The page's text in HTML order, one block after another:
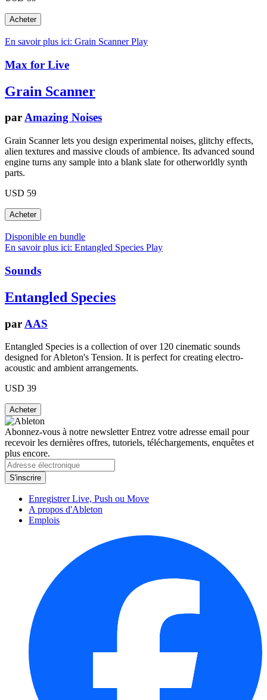
En savoir plus ici: Grain ScannerPlay
Max for Live
Grain Scanner
parAmazing Noises
Grain Scanner lets you design experimental noises, glitchy effects,
alien textures and massive clouds of ambience. Its advanced sound
engine turns any sample into a blank slate for otherworldly synth
parts.
USD 59
Disponible en bundle
En savoir plus ici: Entangled Species Play
Sounds
Entangled Species
par AAS
Entangled Species is a collection of over 120 cinematic sounds
designed for Ableton's Tension. It is perfect for creating electro-
acoustic and ambient arrangements.
USD 39
Abonnez-vous à notre newsletterEntrez votre adresse email pour
recevoir les dernières offres, tutoriels, téléchargements, enquêtes et
plus encore.
Enregistrer Live, Push ou Move
A propos d'Ableton
Emplois